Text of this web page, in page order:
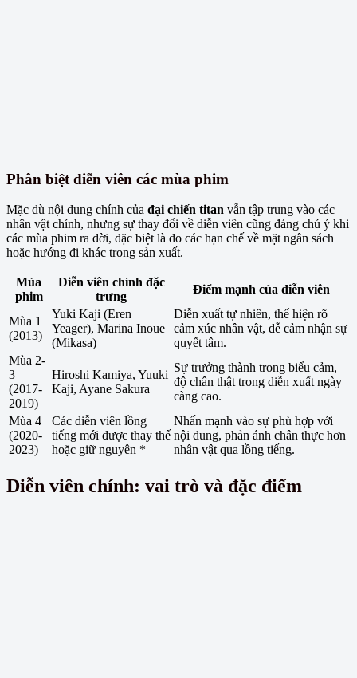
Phân biệt diễn viên các mùa phim
Mặc dù nội dung chính của đại chiến titan vẫn tập trung vào các
nhân vật chính, nhưng sự thay đổi về diễn viên cũng đáng chú ý khi
các mùa phim ra đời, đặc biệt là do các hạn chế về mặt ngân sách
hoặc hướng đi khác trong sản xuất.
Mùa
phim
Diễn viên chính đặc
trưng
Điểm mạnh của diễn viên
Mùa 1
(2013)
Yuki Kaji (Eren
Yeager), Marina Inoue
(Mikasa)
Diễn xuất tự nhiên, thể hiện rõ
cảm xúc nhân vật, dễ cảm nhận sự
quyết tâm.
Mùa 2-
3
(2017-
2019)
Hiroshi Kamiya, Yuuki
Kaji, Ayane Sakura
Sự trưởng thành trong biểu cảm,
độ chân thật trong diễn xuất ngày
càng cao.
Mùa 4
(2020-
2023)
Các diễn viên lồng
tiếng mới được thay thế
hoặc giữ nguyên *
Nhấn mạnh vào sự phù hợp với
nội dung, phản ánh chân thực hơn
nhân vật qua lồng tiếng.
Diễn viên chính: vai trò và đặc điểm